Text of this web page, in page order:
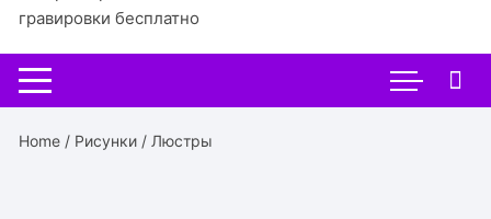
гравировки бесплатно
Home / Рисунки / Люстры